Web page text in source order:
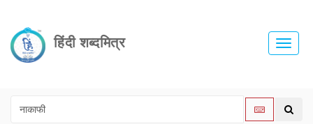
हिंदी शब्दमित्र